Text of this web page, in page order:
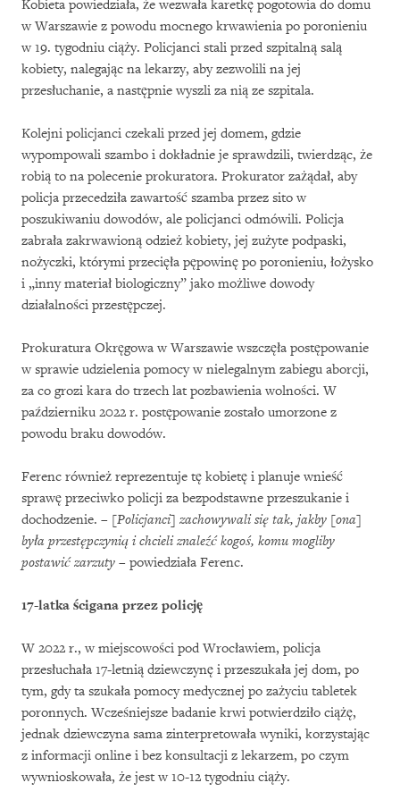
Kobieta powiedziała, że wezwała karetkę pogotowia do domu
w Warszawie z powodu mocnego krwawienia po poronieniu
w 19. tygodniu ciąży. Policjanci stali przed szpitalną salą
kobiety, nalegając na lekarzy, aby zezwolili na jej
przesłuchanie, a następnie wyszli za nią ze szpitala.
Kolejni policjanci czekali przed jej domem, gdzie
wypompowali szambo i dokładnie je sprawdzili, twierdząc, że
robią to na polecenie prokuratora. Prokurator zażądał, aby
policja przecedziła zawartość szamba przez sito w
poszukiwaniu dowodów, ale policjanci odmówili. Policja
zabrała zakrwawioną odzież kobiety, jej zużyte podpaski,
nożyczki, którymi przecięła pępowinę po poronieniu, łożysko
i „inny materiał biologiczny” jako możliwe dowody
działalności przestępczej.
Prokuratura Okręgowa w Warszawie wszczęła postępowanie
w sprawie udzielenia pomocy w nielegalnym zabiegu aborcji,
za co grozi kara do trzech lat pozbawienia wolności. W
październiku 2022 r. postępowanie zostało umorzone z
powodu braku dowodów.
Ferenc również reprezentuje tę kobietę i planuje wnieść
sprawę przeciwko policji za bezpodstawne przeszukanie i
dochodzenie. – [Policjanci] zachowywali się tak, jakby [ona]
była przestępczynią i chcieli znaleźć kogoś, komu mogliby
postawić zarzuty – powiedziała Ferenc.
17-latka ścigana przez policję
W 2022 r., w miejscowości pod Wrocławiem, policja
przesłuchała 17-letnią dziewczynę i przeszukała jej dom, po
tym, gdy ta szukała pomocy medycznej po zażyciu tabletek
poronnych. Wcześniejsze badanie krwi potwierdziło ciążę,
jednak dziewczyna sama zinterpretowała wyniki, korzystając
z informacji online i bez konsultacji z lekarzem, po czym
wywnioskowała, że jest w 10-12 tygodniu ciąży.